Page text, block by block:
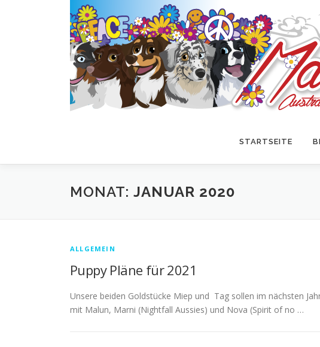
STARTSEITE
MONAT: JANUAR 2020
ALLGEMEIN
Puppy Pläne für 2021
Unsere beiden Goldstücke Miep und Tag sollen im nächsten
mit Malun, Marni (Nightfall Aussies) und Nova (Spirit of no …